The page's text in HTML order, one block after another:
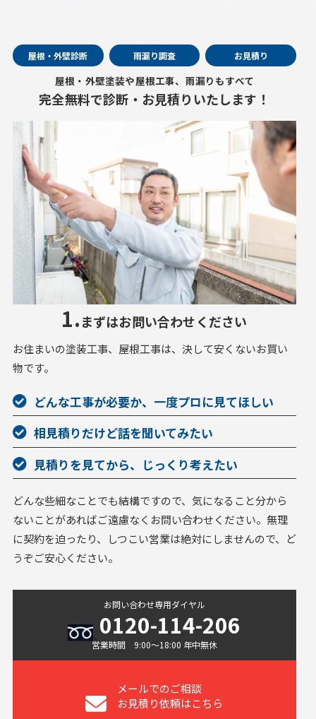
屋根・外壁診断 雨漏り調査 お見積り
屋根・外壁塗装や屋根工事、雨漏りもすべて
完全無料で診断・お見積りいたします！
1.まずはお問い合わせください
お住まいの塗装工事、屋根工事は、決して安くないお買い
物です。
どんな工事が必要か、一度プロに見てほしい
相見積りだけど話を聞いてみたい
見積りを見てから、じっくり考えたい
どんな些細なことでも結構ですので、気になること分から
ないことがあればご遠慮なくお問い合わせください。無理
に契約を迫ったり、しつこい営業は絶対にしませんので、ど
うぞご安心ください。
お問い合わせ専用ダイヤル
0120-114-206
営業時間 9:00〜18:00 年中無休
メールでのご相談
お見積り依頼はこちら